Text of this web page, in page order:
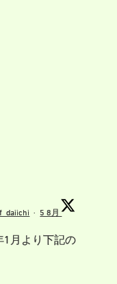
· 5 8月
1月より下記の